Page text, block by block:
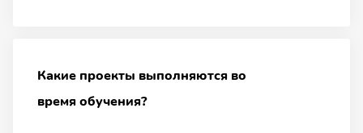
Какие проекты выполняются во
время обучения?